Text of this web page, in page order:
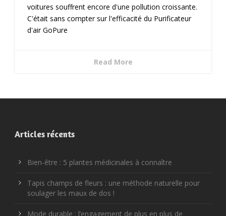
voitures souffrent encore d'une pollution croissante.
C'était sans compter sur l'efficacité du Purificateur
d'air GoPure
Read More
Articles récents
Bien-être : 5 plantes médicinales à connaître
Tapis champs de fleurs : une méthode naturelle pour
soulager les maux de dos !
Mode durable : l’engagement de plus en plus de